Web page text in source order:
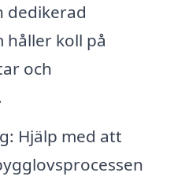
dedikerad
håller koll på
och
Hjälp med att